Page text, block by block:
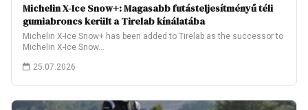
Michelin X-Ice Snow+: Magasabb futásteljesítményű téli
gumiabroncs került a Tirelab kínálatába
Michelin X-Ice Snow+ has been added to Tirelab as the successor to
Michelin X-Ice Snow…
25.07.2026